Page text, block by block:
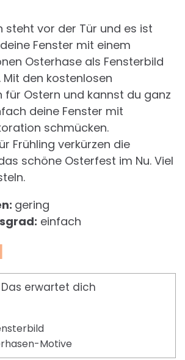
steht vor der Tür und es ist
Fenster mit einem
Osterhase als Fensterbild
Mit den kostenlosen
für Ostern und kannst du ganz
deine Fenster mit
schmücken.
Frühling verkürzen die
schöne Osterfest im Nu. Viel
gering
einfach
Das erwartet dich
Motive